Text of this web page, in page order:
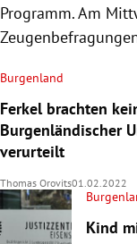
Programm. Am
Burgenland
Ferkel brachten
Burgenländischer
verurteilt
Thomas Orovits01.02.2022
Kind